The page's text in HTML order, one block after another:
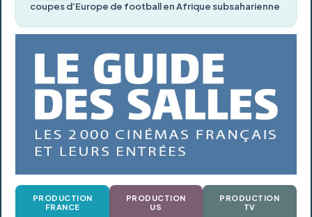
coupes d’Europe de football en Afrique subsaharienne
PRODUCTION
FRANCE
PRODUCTION
US
PRODUCTION
TV